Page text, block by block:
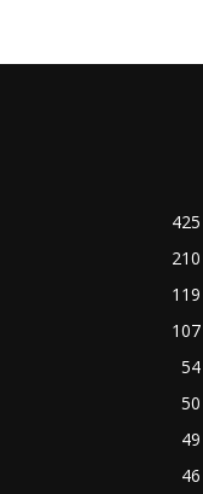
425
210
119
107
54
50
49
46